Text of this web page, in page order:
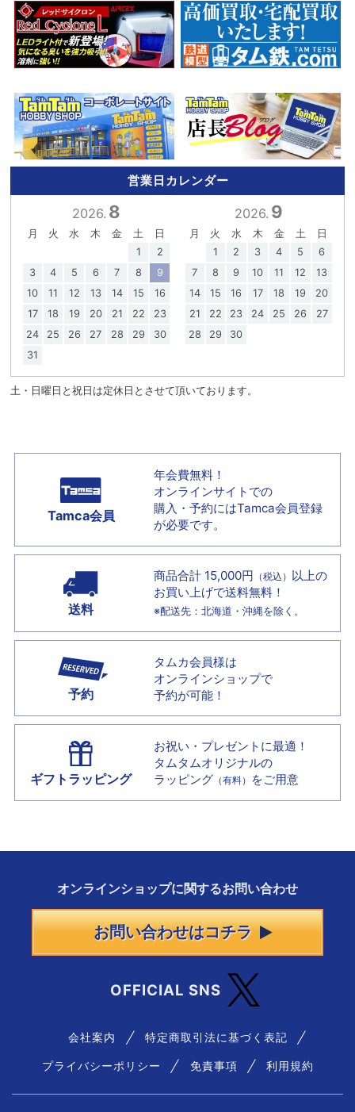
営業日カレンダー
2026. 8
月 火 水 木 金 土
日
1
2
3
4 5 6 7 8
9
10
11 12 13 14 15
16
17
18 19 20 21 22
23
24
25 26 27 28 29
30
31
2026. 9
月 火 水 木 金 土
日
1
2 3 4 5
6
7
8 9 10 11 12
13
14
15 16 17 18 19
20
21
22 23 24 25 26
27
28
29 30
土・日曜日と祝日は定休日とさせて頂いております。
Tamca会員
年会費無料！
オンラインサイトでの
購入・予約にはTamca会員登録
が必要です。
送料
商品合計 15,000円 （税込） 以上の
お買い上げで送料無料！
※配送先：北海道・沖縄を除く。
予約
タムカ会員様は
オンラインショップで
予約が可能！
ギフトラッピング
お祝い・プレゼントに最適！
タムタムオリジナルの
ラッピング （有料） をご用意
オンラインショップに関するお問い合わせ
お問い合わせはコチラ
OFFICIAL SNS
会社案内 特定商取引法に基づく表記
プライバシーポリシー 免責事項 利用規約